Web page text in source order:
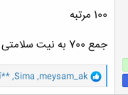
100 مرتبه
جمع 700 به نیت سلامتی وفرج صاحب الزمان عج
و
ا
meysam_ak
,
Sima
,